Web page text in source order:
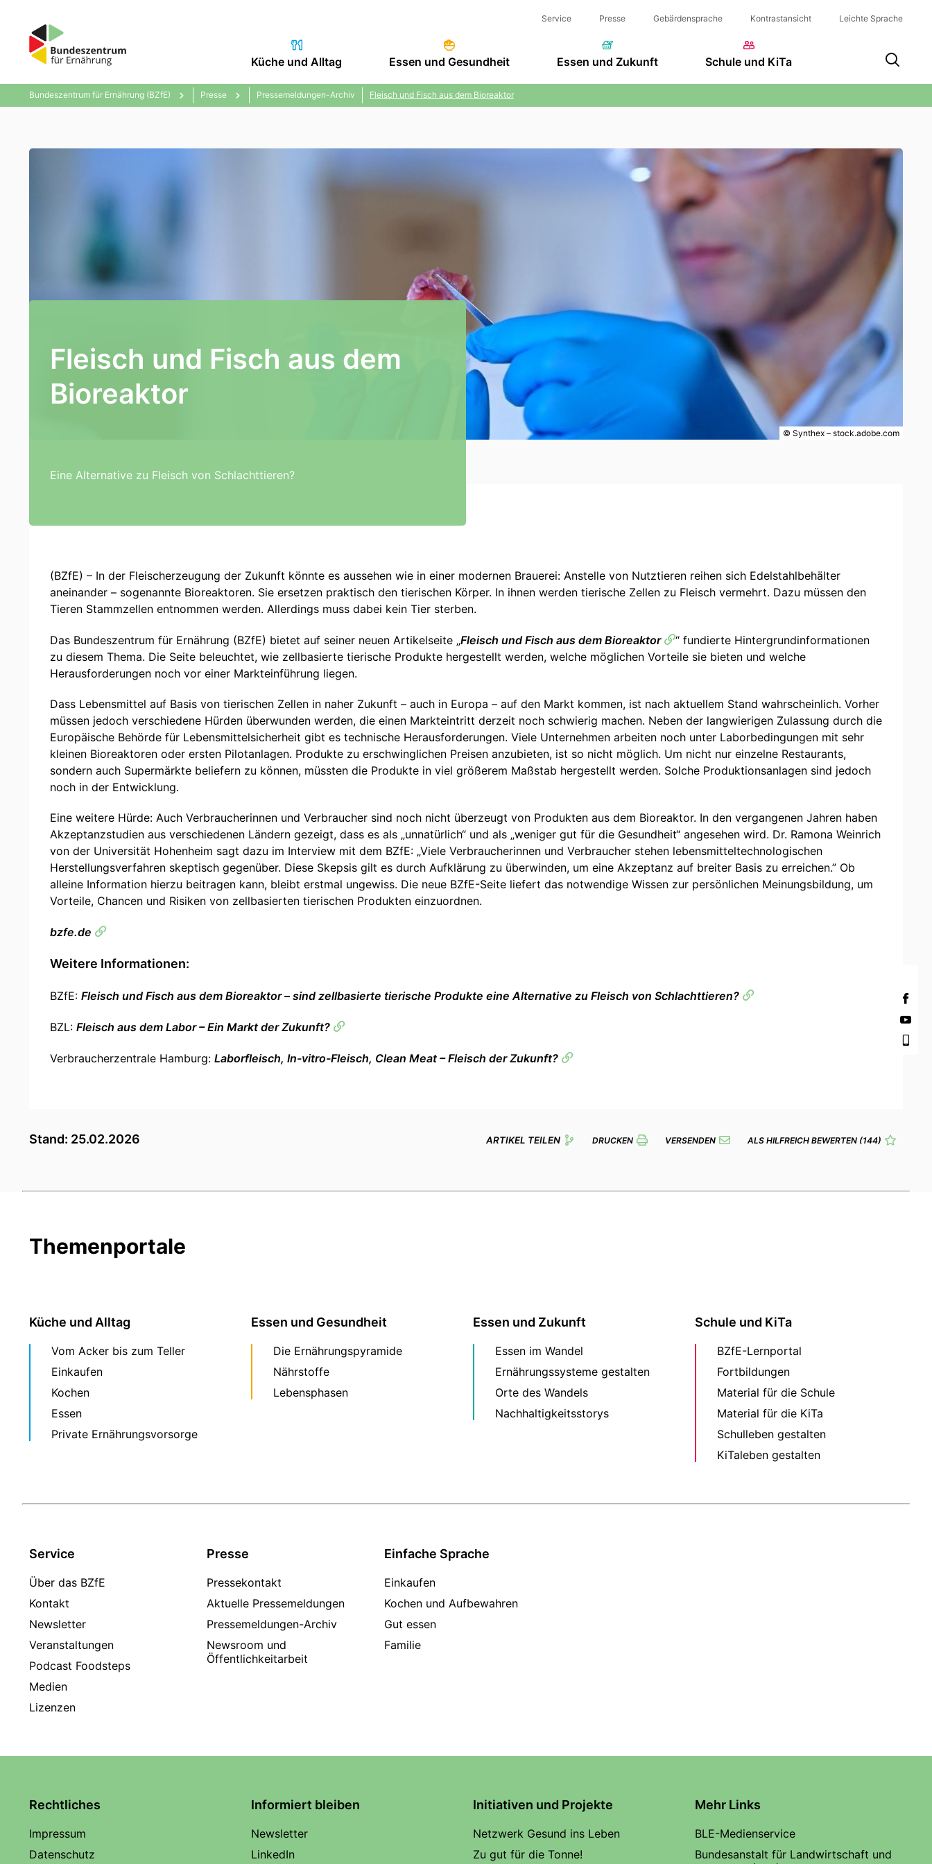
Service Presse Gebärdensprache Kontrastansicht Leichte Sprache
Küche und Alltag Essen und Gesundheit Essen und Zukunft Schule und KiTa
Bundeszentrum für Ernährung (BZfE) Presse Pressemeldungen-Archiv Fleisch und Fisch aus dem Bioreaktor
Fleisch und Fisch aus dem
Bioreaktor
Eine Alternative zu Fleisch von Schlachttieren?
© Synthex – stock.adobe.com
(BZfE) – In der Fleischerzeugung der Zukunft könnte es aussehen wie in einer modernen Brauerei: Anstelle von Nutztieren reihen sich Edelstahlbehälter
aneinander – sogenannte Bioreaktoren. Sie ersetzen praktisch den tierischen Körper. In ihnen werden tierische Zellen zu Fleisch vermehrt. Dazu müssen den
Tieren Stammzellen entnommen werden. Allerdings muss dabei kein Tier sterben.
Das Bundeszentrum für Ernährung (BZfE) bietet auf seiner neuen Artikelseite „Fleisch und Fisch aus dem Bioreaktor
“ fundierte Hintergrundinformationen
zu diesem Thema. Die Seite beleuchtet, wie zellbasierte tierische Produkte hergestellt werden, welche möglichen Vorteile sie bieten und welche
Herausforderungen noch vor einer Markteinführung liegen.
Dass Lebensmittel auf Basis von tierischen Zellen in naher Zukunft – auch in Europa – auf den Markt kommen, ist nach aktuellem Stand wahrscheinlich. Vorher
müssen jedoch verschiedene Hürden überwunden werden, die einen Markteintritt derzeit noch schwierig machen. Neben der langwierigen Zulassung durch die
Europäische Behörde für Lebensmittelsicherheit gibt es technische Herausforderungen. Viele Unternehmen arbeiten noch unter Laborbedingungen mit sehr
kleinen Bioreaktoren oder ersten Pilotanlagen. Produkte zu erschwinglichen Preisen anzubieten, ist so nicht möglich. Um nicht nur einzelne Restaurants,
sondern auch Supermärkte beliefern zu können, müssten die Produkte in viel größerem Maßstab hergestellt werden. Solche Produktionsanlagen sind jedoch
noch in der Entwicklung.
Eine weitere Hürde: Auch Verbraucherinnen und Verbraucher sind noch nicht überzeugt von Produkten aus dem Bioreaktor. In den vergangenen Jahren haben
Akzeptanzstudien aus verschiedenen Ländern gezeigt, dass es als „unnatürlich“ und als „weniger gut für die Gesundheit“ angesehen wird. Dr. Ramona Weinrich
von der Universität Hohenheim sagt dazu im Interview mit dem BZfE: „Viele Verbraucherinnen und Verbraucher stehen lebensmitteltechnologischen
Herstellungsverfahren skeptisch gegenüber. Diese Skepsis gilt es durch Aufklärung zu überwinden, um eine Akzeptanz auf breiter Basis zu erreichen.” Ob
alleine Information hierzu beitragen kann, bleibt erstmal ungewiss. Die neue BZfE-Seite liefert das notwendige Wissen zur persönlichen Meinungsbildung, um
Vorteile, Chancen und Risiken von zellbasierten tierischen Produkten einzuordnen.
bzfe.de
Weitere Informationen:
BZfE: Fleisch und Fisch aus dem Bioreaktor – sind zellbasierte tierische Produkte eine Alternative zu Fleisch von Schlachttieren?
BZL: Fleisch aus dem Labor – Ein Markt der Zukunft?
Verbraucherzentrale Hamburg: Laborfleisch, In-vitro-Fleisch, Clean Meat – Fleisch der Zukunft?
Stand: 25.02.2026 ARTIKEL TEILEN DRUCKEN VERSENDEN ALS HILFREICH BEWERTEN (144)
Themenportale
Küche und Alltag
Vom Acker bis zum Teller
Einkaufen
Kochen
Essen
Private Ernährungsvorsorge
Essen und Gesundheit
Die Ernährungspyramide
Nährstoffe
Lebensphasen
Essen und Zukunft
Essen im Wandel
Ernährungssysteme gestalten
Orte des Wandels
Nachhaltigkeitsstorys
Schule und KiTa
BZfE-Lernportal
Fortbildungen
Material für die Schule
Material für die KiTa
Schulleben gestalten
KiTaleben gestalten
Service
Über das BZfE
Kontakt
Newsletter
Veranstaltungen
Podcast Foodsteps
Medien
Lizenzen
Presse
Pressekontakt
Aktuelle Pressemeldungen
Pressemeldungen-Archiv
Newsroom und
Öffentlichkeitarbeit
Einfache Sprache
Einkaufen
Kochen und Aufbewahren
Gut essen
Familie
Rechtliches
Impressum
Datenschutz
Informiert bleiben
Newsletter
LinkedIn
Initiativen und Projekte
Netzwerk Gesund ins Leben
Zu gut für die Tonne!
Mehr Links
BLE-Medienservice
Bundesanstalt für Landwirtschaft und